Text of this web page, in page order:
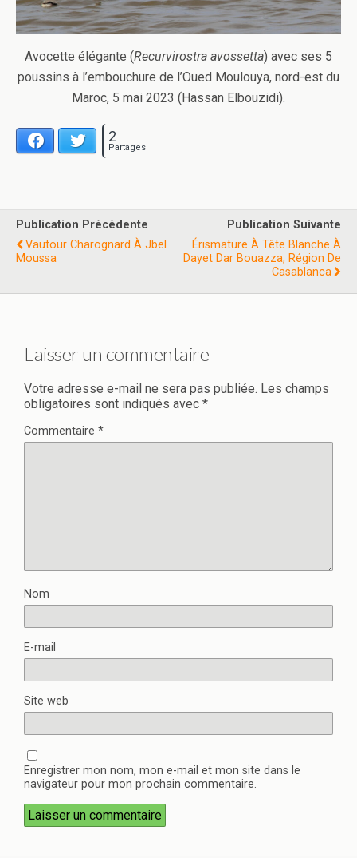
Avocette élégante (Recurvirostra avossetta) avec ses 5
poussins à l’embouchure de l’Oued Moulouya, nord-est du
Maroc, 5 mai 2023 (Hassan Elbouzidi).
Facebook Twitter
Partages
2
Publication Précédente
Vautour Charognard À Jbel
Moussa
Publication Suivante
Érismature À Tête Blanche À
Dayet Dar Bouazza, Région De
Casablanca
Laisser un commentaire
Votre adresse e-mail ne sera pas publiée. Les champs
obligatoires sont indiqués avec *
Commentaire *
Nom
E-mail
Site web
Enregistrer mon nom, mon e-mail et mon site dans le
navigateur pour mon prochain commentaire.